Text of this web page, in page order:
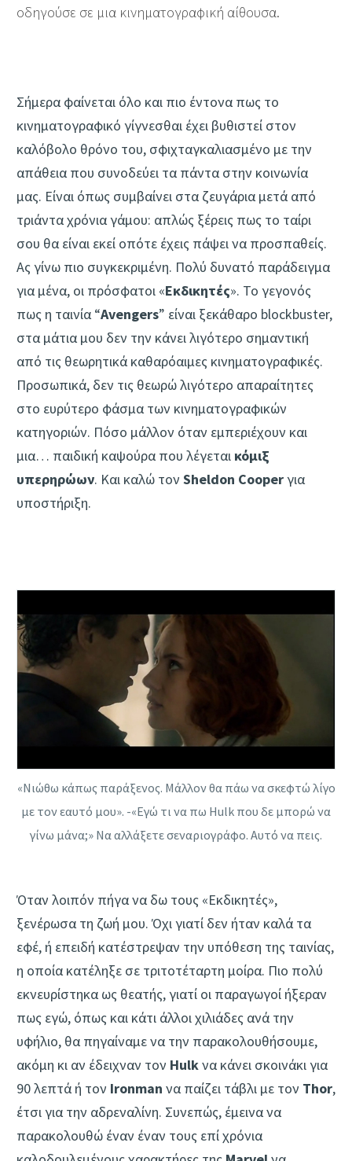
οδηγούσε σε μια κινηματογραφική αίθουσα.
Σήμερα φαίνεται όλο και πιο έντονα πως το
κινηματογραφικό γίγνεσθαι έχει βυθιστεί στον
καλόβολο θρόνο του, σφιχταγκαλιασμένο με την
απάθεια που συνοδεύει τα πάντα στην κοινωνία
μας. Είναι όπως συμβαίνει στα ζευγάρια μετά από
τριάντα χρόνια γάμου: απλώς ξέρεις πως το ταίρι
σου θα είναι εκεί οπότε έχεις πάψει να προσπαθείς.
Ας γίνω πιο συγκεκριμένη. Πολύ δυνατό παράδειγμα
για μένα, οι πρόσφατοι «Εκδικητές». Το γεγονός
πως η ταινία “Avengers” είναι ξεκάθαρο blockbuster,
στα μάτια μου δεν την κάνει λιγότερο σημαντική
από τις θεωρητικά καθαρόαιμες κινηματογραφικές.
Προσωπικά, δεν τις θεωρώ λιγότερο απαραίτητες
στο ευρύτερο φάσμα των κινηματογραφικών
κατηγοριών. Πόσο μάλλον όταν εμπεριέχουν και
μια… παιδική καψούρα που λέγεταικόμιξ
υπερηρώων. Και καλώ τον Sheldon Cooperγια
υποστήριξη.
«Νιώθω κάπως παράξενος. Μάλλον θα πάω να σκεφτώ λίγο
με τον εαυτό μου». -«Εγώ τι να πω Hulk που δε μπορώ να
γίνω μάνα;» Να αλλάξετε σεναριογράφο. Αυτό να πεις.
Όταν λοιπόν πήγα να δω τους «Εκδικητές»,
ξενέρωσα τη ζωή μου. Όχι γιατί δεν ήταν καλά τα
εφέ, ή επειδή κατέστρεψαν την υπόθεση της ταινίας,
η οποία κατέληξε σε τριτοτέταρτη μοίρα. Πιο πολύ
εκνευρίστηκα ως θεατής, γιατί οι παραγωγοί ήξεραν
πως εγώ, όπως και κάτι άλλοι χιλιάδες ανά την
υφήλιο, θα πηγαίναμε να την παρακολουθήσουμε,
ακόμη κι αν έδειχναν τον Hulkνα κάνει σκοινάκι για
90 λεπτά ή τον Ironman να παίζει τάβλι με τον Thor,
έτσι για την αδρεναλίνη. Συνεπώς, έμεινα να
παρακολουθώ έναν έναν τους επί χρόνια